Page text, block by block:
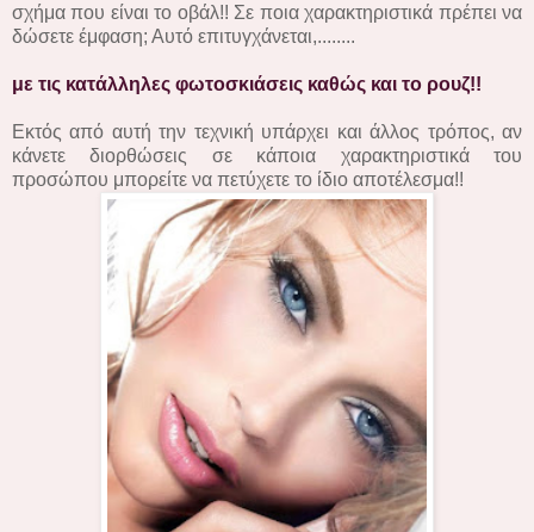
σχήμα που είναι το οβάλ!! Σε ποια χαρακτηριστικά πρέπει να
δώσετε έμφαση; Αυτό επιτυγχάνεται,........
με τις κατάλληλες φωτοσκιάσεις καθώς και το ρουζ!!
Εκτός από αυτή την τεχνική υπάρχει και άλλος τρόπος, αν
κάνετε διορθώσεις σε κάποια χαρακτηριστικά του
προσώπου μπορείτε να πετύχετε το ίδιο αποτέλεσμα!!